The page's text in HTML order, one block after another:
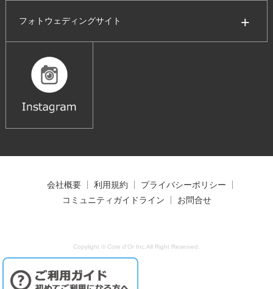
フォトウェディングサイト
会社概要 利用規約
プライバシーポリシー
コミュニティガイドライン
お問合せ
Copylight © Cote d'Or Inc.All Right Reserved.